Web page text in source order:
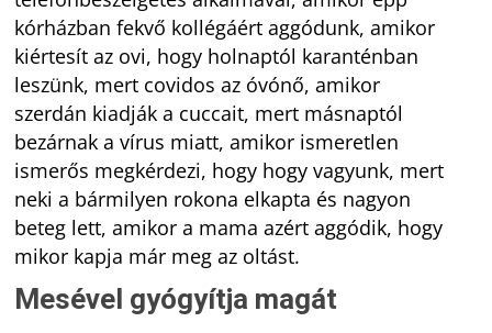
kórházban fekvő kollégáért aggódunk, amikor
kiértesít az ovi, hogy holnaptól karanténban
leszünk, mert covidos az óvónő, amikor
szerdán kiadják a cuccait, mert másnaptól
bezárnak a vírus miatt, amikor ismeretlen
ismerős megkérdezi, hogy hogy vagyunk, mert
neki a bármilyen rokona elkapta és nagyon
beteg lett, amikor a mama azért aggódik, hogy
mikor kapja már meg az oltást.
Mesével gyógyítja magát